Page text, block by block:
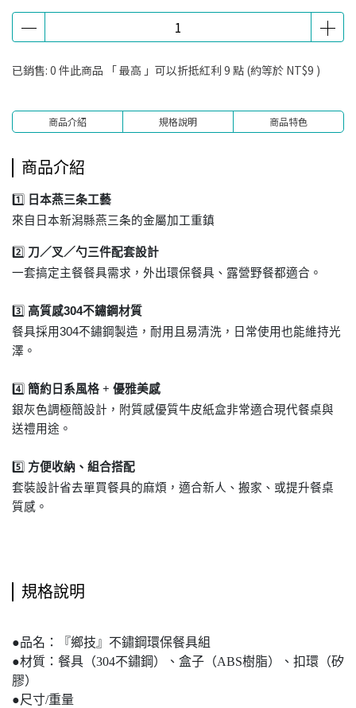
已銷售: 0 件此商品 「 最高 」可以折抵紅利 9 點 (約等於 NT$9 )
商品介紹 規格說明 商品特色
商品介紹
1️⃣
日本燕三条工藝
來自日本新潟縣燕三条的金屬加工重鎮
2️⃣ 刀／叉／勺三件配套設計
一套搞定主餐餐具需求，外出環保餐具、露營野餐都適合。
3️⃣ 高質感304不鏽鋼材質
餐具採用304不鏽鋼製造，耐用且易清洗，日常使用也能維持光
澤。
4️⃣ 簡約日系風格 + 優雅美感
銀灰色調極簡設計，附質感優質牛皮紙盒非常適合現代餐桌與
送禮用途。
5️⃣ 方便收納、組合搭配
套裝設計省去單買餐具的麻煩，適合新人、搬家、或提升餐桌
質感。
規格說明
●品名：『鄉技』不鏽鋼環保餐具組
●材質：餐具（304不鏽鋼）、盒子（ABS樹脂）、扣環（矽
膠）
●尺寸/重量